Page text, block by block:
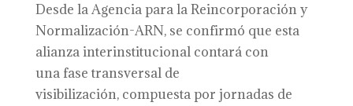
Desde la Agencia para la Reincorporación y
Normalización-ARN, se confirmó que esta
alianza interinstitucional contará con
una fase transversal de
visibilización, compuesta por jornadas de